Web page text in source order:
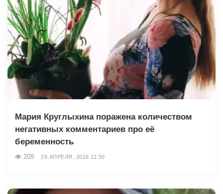
Мария Круглыхина поражена количеством
негативных комментариев про её
беременность
209 29 АПРЕЛЯ, 2026 11:50